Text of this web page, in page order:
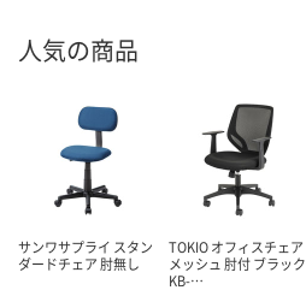
人気の商品
サンワサプライ スタン
ダードチェア 肘無し
TOKIO オフィスチェア
メッシュ 肘付 ブラック
KB-…